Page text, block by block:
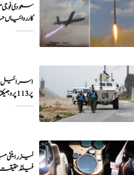
سعودی
اسرائیل
پر 113 پروجیکٹائل فائر کیے: یونیفل
لیزر
فیلڈ